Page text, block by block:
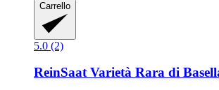
Carrello
5.0 (2)
ReinSaatVarietà Rara di